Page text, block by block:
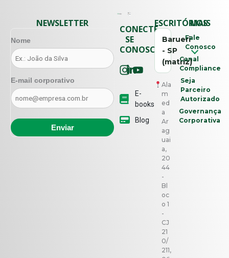
CONECTE-
SE
CONOSCO
E-
books
Blog
ESCRITÓRIOS
Barueri
- SP
(matriz)
Ala
m
ed
a
Ar
ag
uai
a,
20
44
-
Bl
oc
o 1
-
CJ
21
0/
211,
MAIS
Fale
Conosco
Canal
Compliance
Seja
Parceiro
Autorizado
Governança
Corporativa
NEWSLETTER
Nome
E-mail corporativo